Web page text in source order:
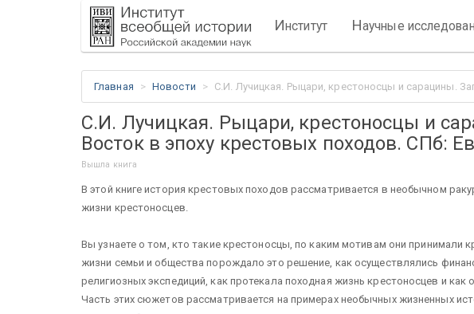
Институт Научные
Главная Новости С.И. Лучицкая. Рыцари, крестоносцы и сарацины.
С.И. Лучицкая. Рыцари, крестоносцы и
Восток в эпоху крестовых походов. СПб:
Вышла книга
В этой книге история крестовых походов рассматривается в необычном
жизни крестоносцев.
Вы узнаете о том, кто такие крестоносцы, по каким мотивам они принимали
жизни семьи и общества порождало это решение, как осуществлялись
религиозных экспедиций, как протекала походная жизнь крестоносцев и как
Часть этих сюжетов рассматривается на примерах необычных жизненных